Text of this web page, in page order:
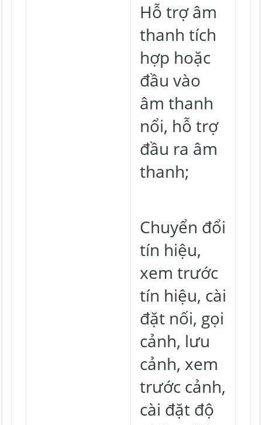
Hỗ trợ âm
thanh tích
hợp hoặc
đầu vào
âm thanh
nổi, hỗ trợ
đầu ra âm
thanh;
Chuyển đổi
tín hiệu,
xem trước
tín hiệu, cài
đặt nối, gọi
cảnh, lưu
cảnh, xem
trước cảnh,
cài đặt độ